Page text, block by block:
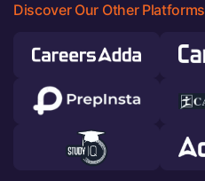
Discover Our Other Platforms